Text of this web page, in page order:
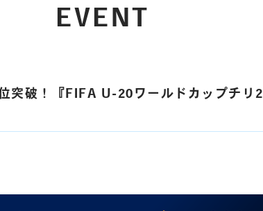
EVENT
突破！『FIFA U-20ワールドカップチリ